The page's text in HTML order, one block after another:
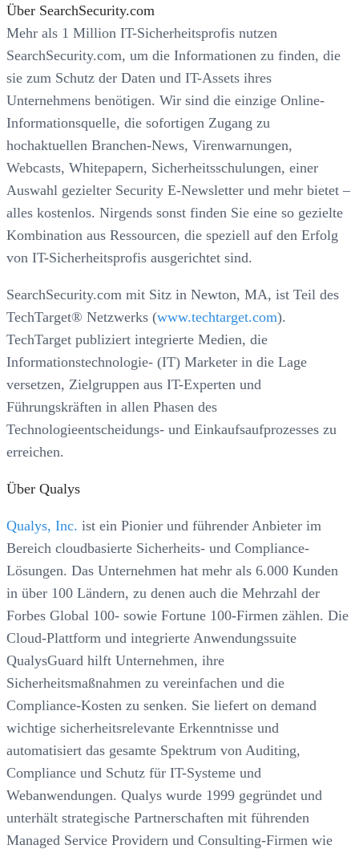
Über SearchSecurity.com
Mehr als 1 Million IT-Sicherheitsprofis nutzen
SearchSecurity.com, um die Informationen zu finden, die
sie zum Schutz der Daten und IT-Assets ihres
Unternehmens benötigen. Wir sind die einzige Online-
Informationsquelle, die sofortigen Zugang zu
hochaktuellen Branchen-News, Virenwarnungen,
Webcasts, Whitepapern, Sicherheitsschulungen, einer
Auswahl gezielter Security E-Newsletter und mehr bietet –
alles kostenlos. Nirgends sonst finden Sie eine so gezielte
Kombination aus Ressourcen, die speziell auf den Erfolg
von IT-Sicherheitsprofis ausgerichtet sind.
SearchSecurity.com mit Sitz in Newton, MA, ist Teil des
TechTarget® Netzwerks (www.techtarget.com).
TechTarget publiziert integrierte Medien, die
Informationstechnologie- (IT) Marketer in die Lage
versetzen, Zielgruppen aus IT-Experten und
Führungskräften in allen Phasen des
Technologieentscheidungs- und Einkaufsaufprozesses zu
erreichen.
Über Qualys
Qualys, Inc. ist ein Pionier und führender Anbieter im
Bereich cloudbasierte Sicherheits- und Compliance-
Lösungen. Das Unternehmen hat mehr als 6.000 Kunden
in über 100 Ländern, zu denen auch die Mehrzahl der
Forbes Global 100- sowie Fortune 100-Firmen zählen. Die
Cloud-Plattform und integrierte Anwendungssuite
QualysGuard hilft Unternehmen, ihre
Sicherheitsmaßnahmen zu vereinfachen und die
Compliance-Kosten zu senken. Sie liefert on demand
wichtige sicherheitsrelevante Erkenntnisse und
automatisiert das gesamte Spektrum von Auditing,
Compliance und Schutz für IT-Systeme und
Webanwendungen. Qualys wurde 1999 gegründet und
unterhält strategische Partnerschaften mit führenden
Managed Service Providern und Consulting-Firmen wie